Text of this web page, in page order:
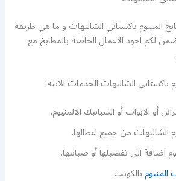
باكستاني الشاليهات و ما هي طريقة
لكم اجود الاعمال الخاصة بالمطابخ مع
الشاليهات الخدمات الاتية:
أو الابواب أو الشبابيك الالمنيوم.
الشاليهات من جميع اعطالها.
اضافة الى تفصيلها أو صيانتها.
المنيومبالكويت